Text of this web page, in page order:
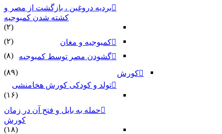
بردیه دروغین ، بازگشت از مصر و
کشته شدن کمبوجیه
(۲)
کمبوجیه و مغان
(۲)
گشودن مصر توسط کمبوجیه
(۸)
کورش
(۸۹)
تولد و کودکی کورش هخامنشی
(۱۶)
حمله به بابل و فتح آن در زمان
کورش
(۱۸)